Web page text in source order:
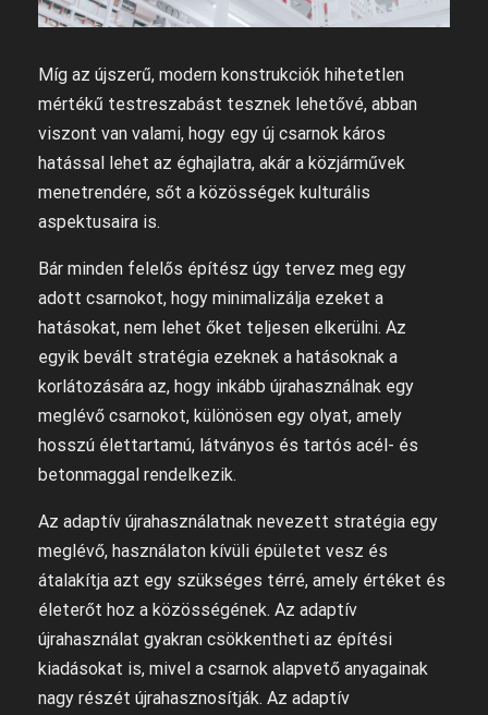
Míg az újszerű, modern konstrukciók hihetetlen
mértékű testreszabást tesznek lehetővé, abban
viszont van valami, hogy egy új csarnok káros
hatással lehet az éghajlatra, akár a közjárművek
menetrendére, sőt a közösségek kulturális
aspektusaira is.
Bár minden felelős építész úgy tervez meg egy
adott csarnokot, hogy minimalizálja ezeket a
hatásokat, nem lehet őket teljesen elkerülni. Az
egyik bevált stratégia ezeknek a hatásoknak a
korlátozására az, hogy inkább újrahasználnak egy
meglévő csarnokot, különösen egy olyat, amely
hosszú élettartamú, látványos és tartós acél- és
betonmaggal rendelkezik.
Az adaptív újrahasználatnak nevezett stratégia egy
meglévő, használaton kívüli épületet vesz és
átalakítja azt egy szükséges térré, amely értéket és
életerőt hoz a közösségének. Az adaptív
újrahasználat gyakran csökkentheti az építési
kiadásokat is, mivel a csarnok alapvető anyagainak
nagy részét újrahasznosítják. Az adaptív